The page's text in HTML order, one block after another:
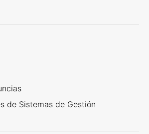
de Sistemas de Gestión